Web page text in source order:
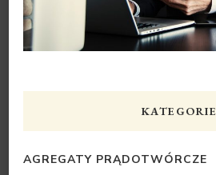
KATEGORIE
AGREGATY PRĄDOTWÓRCZE